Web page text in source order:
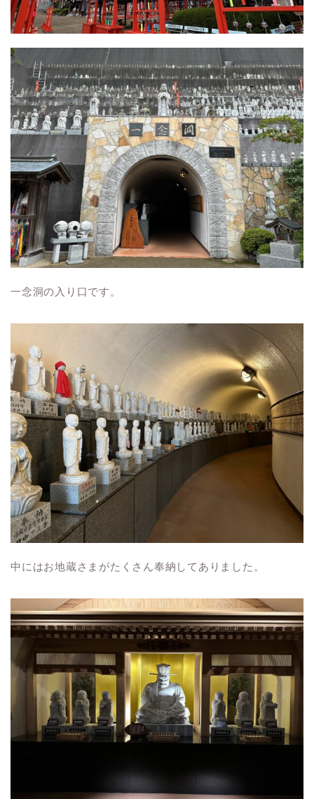
一念洞の入り口です。
中にはお地蔵さまがたくさん奉納してありました。